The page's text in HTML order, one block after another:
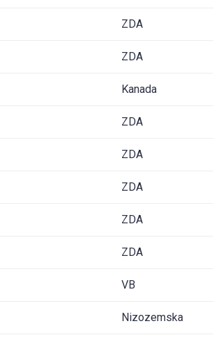
ZDA
ZDA
Kanada
ZDA
ZDA
ZDA
ZDA
ZDA
VB
Nizozemska